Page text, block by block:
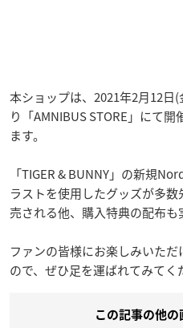
本ショップは、2021年2月12日(
り「AMNIBUS STORE」にて開
ます。
「TIGER & BUNNY」の新規
ラストを使用したグッズが多数
売される他、購入特典の配布も
ファンの皆様にお楽しみいた
ので、ぜひ足を運ばれてみてく
この記事の他の